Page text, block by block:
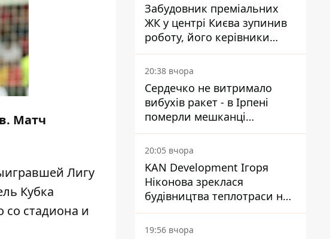
. Матч
Лигу
Кубка
со стадиона и
Забудовник преміальних
ЖК у центрі Києва зупинив
роботу, його керівники
втекли з України - Bihus.info
20:38 вчора
Сердечко не витримало
вибухів ракет - в Ірпені
померли мешканці
притулку для собак з
інвалідністю
20:05 вчора
KAN Development Ігоря
Ніконова зреклася
будівництва теплотраси на
Теремках
19:56 вчора